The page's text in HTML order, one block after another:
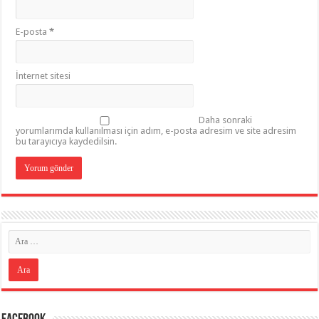
E-posta*
İnternet sitesi
Daha sonraki
yorumlarımda kullanılması için adım, e-posta adresim ve site adresim
bu tarayıcıya kaydedilsin.